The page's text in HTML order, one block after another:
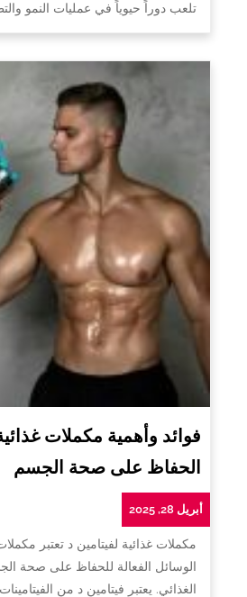
تلعب دوراً حيوياً في عمليات النمو
فوائد وأهمية مكملات
الحفاظ على صحة الجسم
أبريل 28, 2025
مكملات غذائية لفيتامين د تعتبر
الوسائل الفعالة للحفاظ على صحة
الغذائي. يعتبر فيتامين د من الفيتامينات